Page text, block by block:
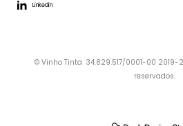
Linkedin
© Vinho Tinta 34.829.517/0001-00 2019-
reservados.